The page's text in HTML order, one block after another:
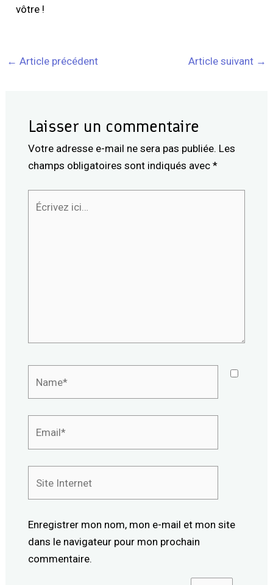
vôtre !
← Article précédent Article suivant →
Laisser un commentaire
Votre adresse e-mail ne sera pas publiée. Les
champs obligatoires sont indiqués avec *
ici…
Internet
Enregistrer mon nom, mon e-mail et mon site
dans le navigateur pour mon prochain
commentaire.